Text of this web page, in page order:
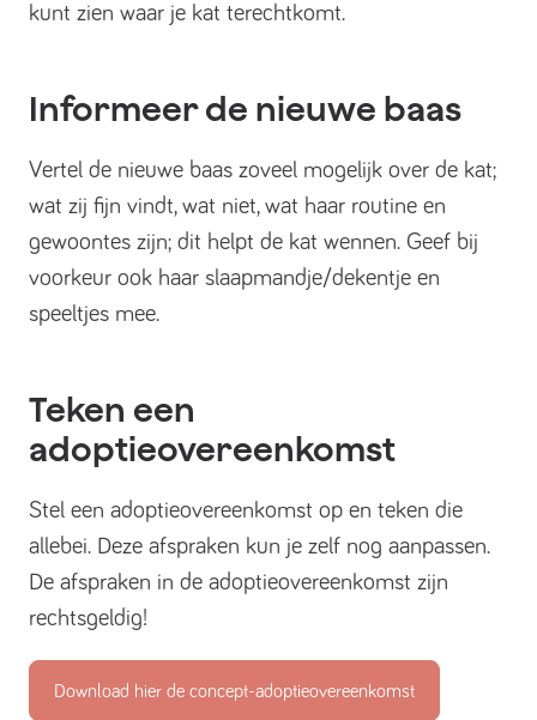
kunt zien waar je kat terechtkomt.
Informeer de nieuwe baas
Vertel de nieuwe baas zoveel mogelijk over de kat;
wat zij fijn vindt, wat niet, wat haar routine en
gewoontes zijn; dit helpt de kat wennen. Geef bij
voorkeur ook haar slaapmandje/dekentje en
speeltjes mee.
Teken een
adoptieovereenkomst
Stel een adoptieovereenkomst op en teken die
allebei. Deze afspraken kun je zelf nog aanpassen.
De afspraken in de adoptieovereenkomst zijn
rechtsgeldig!
Download hier de concept-adoptieovereenkomst